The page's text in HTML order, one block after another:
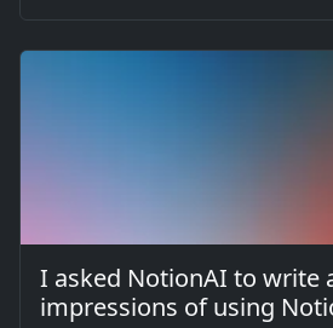
I asked NotionAI to write
impressions of using